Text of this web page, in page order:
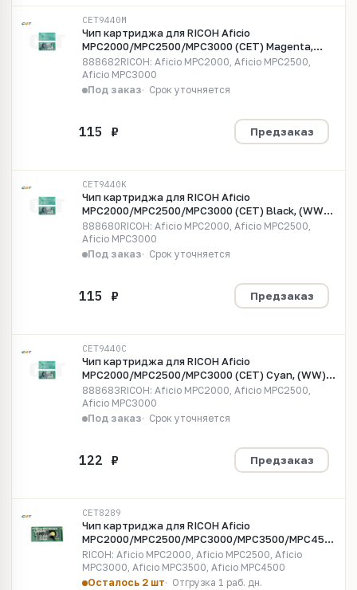
CET9440M
Чип картриджа для RICOH Aficio
MPC2000/MPC2500/MPC3000 (CET) Magenta,
(WW), 15000 стр., CET9440M
888682RICOH: Aficio MPC2000, Aficio MPC2500,
Aficio MPC3000
Под заказ
Срок уточняется
Предзаказ
CET9440K
Чип картриджа для RICOH Aficio
MPC2000/MPC2500/MPC3000 (CET) Black, (WW),
20000 стр., CET9440K
888680RICOH: Aficio MPC2000, Aficio MPC2500,
Aficio MPC3000
Под заказ
Срок уточняется
Предзаказ
CET9440C
Чип картриджа для RICOH Aficio
MPC2000/MPC2500/MPC3000 (CET) Cyan, (WW),
15000 стр., CET9440C
888683RICOH: Aficio MPC2000, Aficio MPC2500,
Aficio MPC3000
Под заказ
Срок уточняется
Предзаказ
CET8289
Чип картриджа для RICOH Aficio
MPC2000/MPC2500/MPC3000/MPC3500/MPC4500
(CET) Yellow, (WW), 17000 стр., CET8289
RICOH: Aficio MPC2000, Aficio MPC2500, Aficio
MPC3000, Aficio MPC3500, Aficio MPC4500
Осталось 2 шт
Отгрузка 1 раб. дн.